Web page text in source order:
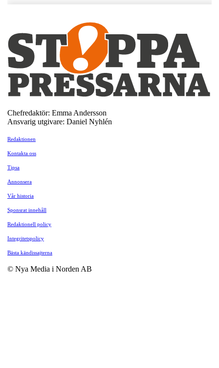
Chefredaktör: Emma Andersson
Ansvarig utgivare: Daniel Nyhlén
Redaktionen
Kontakta oss
Tipsa
Annonsera
Vår historia
Sponsrat innehåll
Redaktionell policy
Integritetspolicy
Bästa kändissajterna
© Nya Media i Norden AB